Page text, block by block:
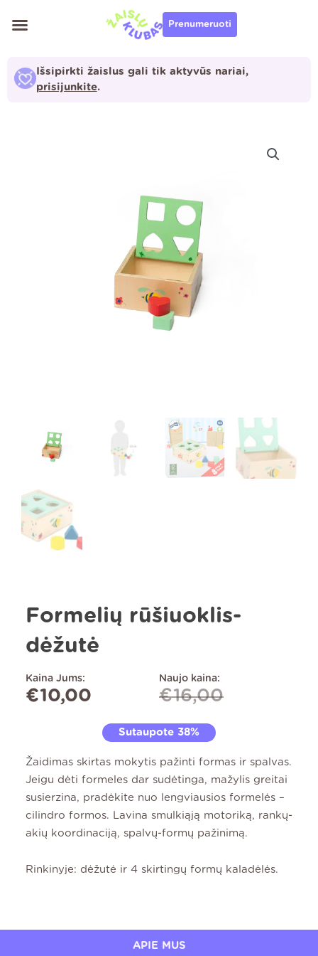
prie
Prenumeruoti
Išsipirkti žaislus gali tik aktyvūs nariai,
prisijunkite.
Formelių rūšiuoklis-
dėžutė
Kaina Jums:
€10,00
Naujo kaina:
€16,00
Sutaupote 38%
Žaidimas skirtas mokytis pažinti formas ir spalvas.
Jeigu dėti formeles dar sudėtinga, mažylis greitai
susierzina, pradėkite nuo lengviausios formelės –
cilindro formos. Lavina smulkiąją motoriką, rankų-
akių koordinaciją, spalvų-formų pažinimą.
Rinkinyje: dėžutė ir 4 skirtingų formų kaladėlės.
APIE MUS